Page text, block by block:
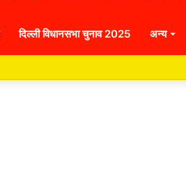
दिल्ली विधानसभा चुनाव 2025 अन्य